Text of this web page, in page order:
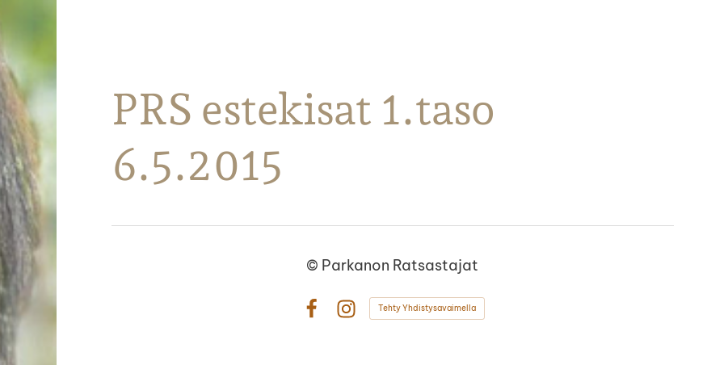
Parkanon RatsastajatPRS estekisat 1.taso
6.5.2015
© Parkanon Ratsastajat
Tehty Yhdistysavaimella